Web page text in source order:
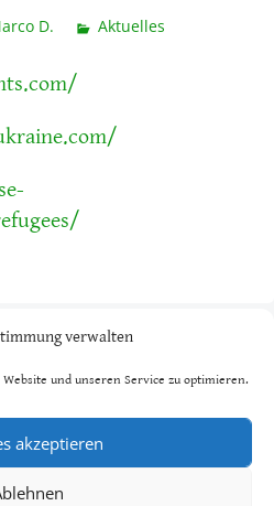
verwalten
und unseren Service zu optimieren.
akzeptieren
D. Aktuelles
Geflüchtete aus der
kostenlos beim TSV